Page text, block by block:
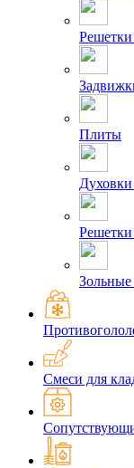
Плиты
Духовки
Смеси для